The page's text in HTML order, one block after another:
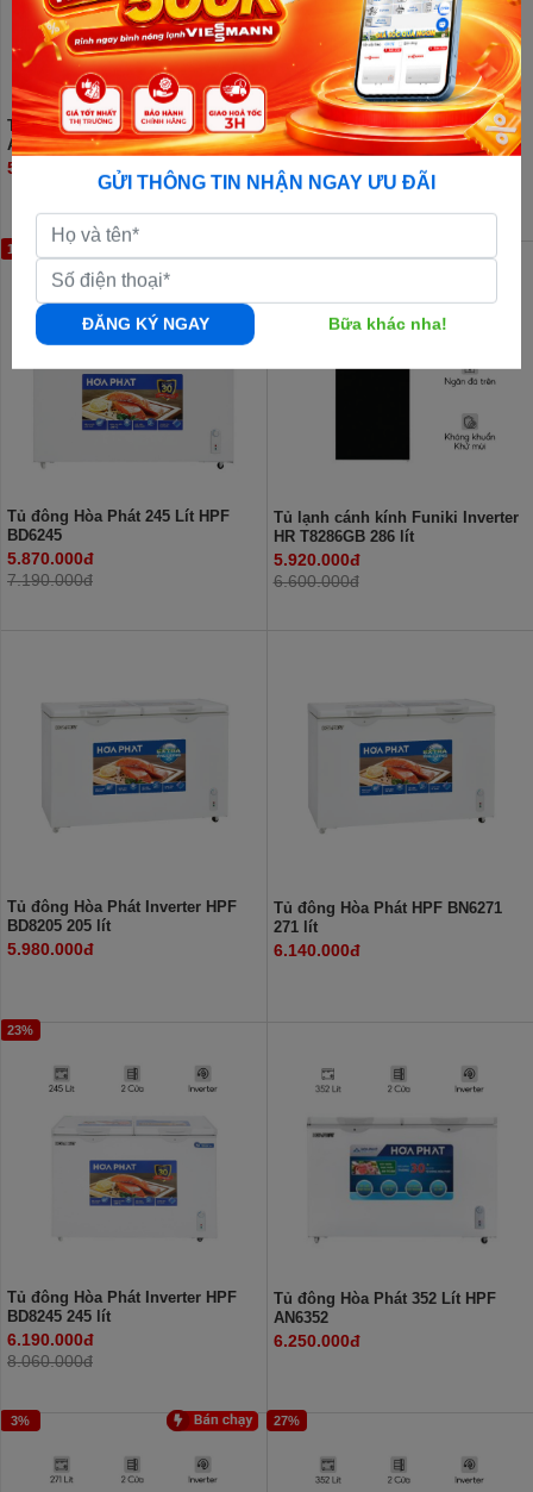
Tủ đông Hòa Phát 252 lít HPF
AD6252
5.700.000đ
Tủ đông Hòa Phát HPF BD6205G
205 lít
5.760.000đ
18%
Tủ đông Hòa Phát 245 Lít HPF
BD6245
5.870.000đ
7.190.000đ
Tủ lạnh cánh kính Funiki Inverter
HR T8286GB 286 lít
5.920.000đ
6.600.000đ
Tủ đông Hòa Phát Inverter HPF
BD8205 205 lít
5.980.000đ
Tủ đông Hòa Phát HPF BN6271
271 lít
6.140.000đ
23%
Tủ đông Hòa Phát Inverter HPF
BD8245 245 lít
6.190.000đ
8.060.000đ
Tủ đông Hòa Phát 352 Lít HPF
AN6352
6.250.000đ
3% 27%
GỬI THÔNG TIN NHẬN NGAY ƯU ĐÃI
ĐĂNG KÝ NGAY Bữa khác nha!